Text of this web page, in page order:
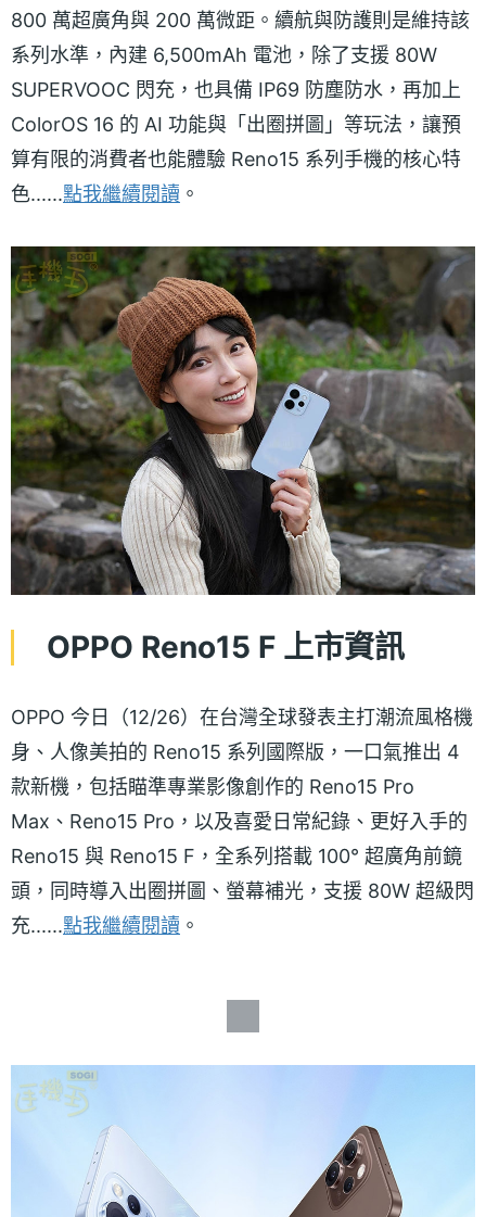
800 萬超廣角與 200 萬微距。續航與防護則是維持該
系列水準，內建 6,500mAh 電池，除了支援 80W
SUPERVOOC 閃充，也具備 IP69 防塵防水，再加上
ColorOS 16 的 AI 功能與「出圈拼圖」等玩法，讓預
算有限的消費者也能體驗 Reno15 系列手機的核心特
色......點我繼續閱讀 。
OPPO Reno15 F 上市資訊
OPPO 今日（12/26）在台灣全球發表主打潮流風格機
身、人像美拍的 Reno15 系列國際版，一口氣推出 4
款新機，包括瞄準專業影像創作的 Reno15 Pro
Max、Reno15 Pro，以及喜愛日常紀錄、更好入手的
Reno15 與 Reno15 F，全系列搭載 100° 超廣角前鏡
頭，同時導入出圈拼圖、螢幕補光，支援 80W 超級閃
充......點我繼續閱讀 。